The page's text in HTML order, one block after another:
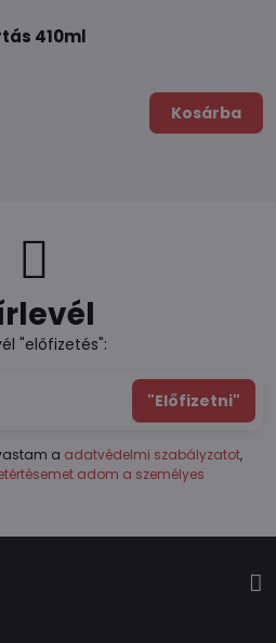
410ml
Kosárba
"előfizetés":
"Előfizetni"
a adatvédelmi szabályzatot,
adom a személyes